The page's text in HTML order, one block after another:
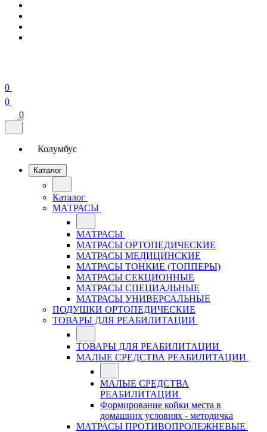
0
0
0
Колумбус
Каталог
Каталог
МАТРАСЫ
МАТРАСЫ
МАТРАСЫ ОРТОПЕДИЧЕСКИЕ
МАТРАСЫ МЕДИЦИНСКИЕ
МАТРАСЫ ТОНКИЕ (ТОППЕРЫ)
МАТРАСЫ СЕКЦИОННЫЕ
МАТРАСЫ СПЕЦИАЛЬНЫЕ
МАТРАСЫ УНИВЕРСАЛЬНЫЕ
ПОДУШКИ ОРТОПЕДИЧЕСКИЕ
ТОВАРЫ ДЛЯ РЕАБИЛИТАЦИИ
ТОВАРЫ ДЛЯ РЕАБИЛИТАЦИИ
МАЛЫЕ СРЕДСТВА РЕАБИЛИТАЦИИ
МАЛЫЕ СРЕДСТВА
РЕАБИЛИТАЦИИ
Формирование койки места в
домашних условиях - методичка
МАТРАСЫ ПРОТИВОПРОЛЕЖНЕВЫЕ